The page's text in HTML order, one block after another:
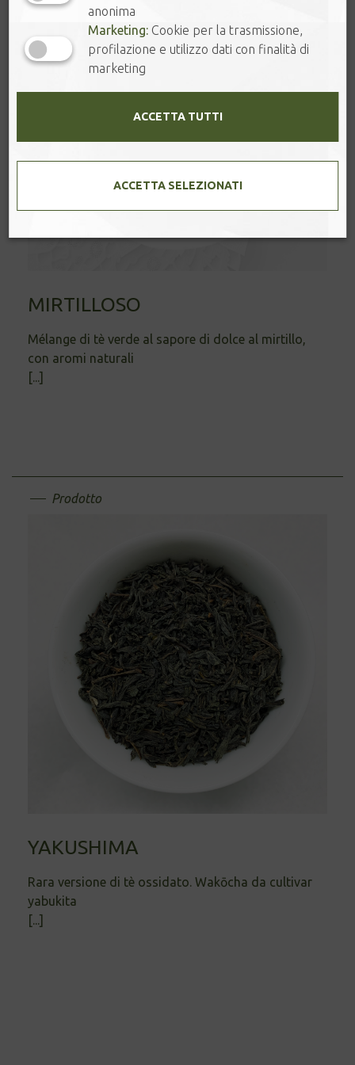
MIRTILLOSO
Mélange di tè verde al sapore di dolce al mirtillo,
con aromi naturali
[...]
Prodotto
YAKUSHIMA
Rara versione di tè ossidato. Wakōcha da cultivar
yabukita
[...]
anonima
Marketing: Cookie per la trasmissione,
profilazione e utilizzo dati con finalità di
marketing
ACCETTA TUTTI
ACCETTA SELEZIONATI